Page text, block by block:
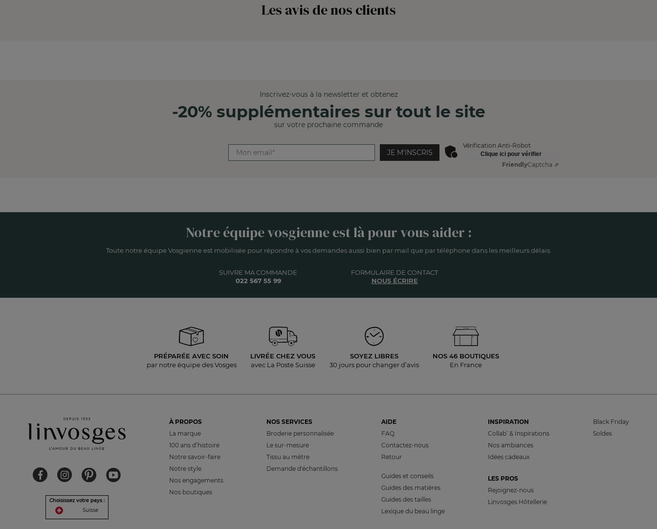
Les avis de nos clients
Inscrivez-vous à la newsletter et obtenez
-20% supplémentaires sur tout le site
sur votre prochaine commande
JE M'INSCRIS
Vérification Anti-Robot
Clique ici pour vérifier
FriendlyCaptcha ⇗
Notre équipe vosgienne est là pour vous aider :
Toute notre équipe Vosgienne est mobilisée pour répondre à vos demandes aussi bien par mail que par téléphone dans les meilleurs délais.
SUIVRE MA COMMANDE
022 567 55 99
FORMULAIRE DE CONTACT
NOUS ÉCRIRE
PRÉPARÉE AVEC SOIN
par notre équipe des Vosges
LIVRÉE CHEZ VOUS
avec La Poste Suisse
SOYEZ LIBRES
30 jours pourchanger d’avis
NOS 46 BOUTIQUES
En France
Choisissez votre pays :
Suisse
À PROPOS
La marque
100 ans d’histoire
Notre savoir-faire
Notre style
Nos engagements
Nos boutiques
NOS SERVICES
Broderie personnalisée
Le sur-mesure
Tissu au mètre
Demande d'échantillons
AIDE
FAQ
Contactez-nous
Retour
Guides et conseils
Guides des matières
Guides des tailles
Lexique du beau linge
INSPIRATION
Collab’ & Inspirations
Nos ambiances
Idées cadeaux
LES PROS
Rejoignez-nous
Linvosges Hôtellerie
Black Friday
Soldes